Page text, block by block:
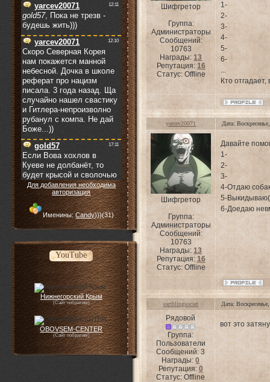
Для добавления необходима
авторизация
Именины:Candy)))(31)
YouTube
Нижнегорский Крым
(Сайт побратим)
OBOVSEM-CENTER
(Сайт побратим)
Шифгретор
Группа:
Администраторы
Сообщений:
10763
Награды:13
Репутация: 16
Статус: Offline
1-
2-
3-
4-
5-
6-
...
Кто
yarcev20071 Дата:
Шифгретор
Группа:
Администраторы
Сообщений:
10763
Награды:13
Репутация: 16
Статус: Offline
Давайте
1-
2-
3-
4-Отдаю
5-
6-Доедаю
earthlingsociet Дата:
Рядовой
Группа:
Пользователи
Сообщений:3
Награды:0
Репутация: 0
Статус:Offline
вот это